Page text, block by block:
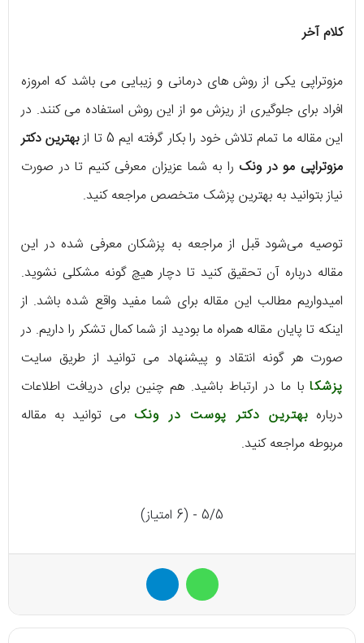
کلام آخر
مزوتراپی یکی از روش های درمانی و زیبایی می باشد که امروزه
افراد برای جلوگیری از ریزش مو از این روش استفاده می کنند. در
این مقاله ما تمام تلاش خود را بکار گرفته ایم 5 تا از
بهترین دکتر
مزوتراپی مو در ونک را به شما عزیزان معرفی کنیم تا در صورت
نیاز بتوانید به بهترین پزشک متخصص مراجعه کنید.
توصیه می‌شود قبل از مراجعه به پزشکان معرفی شده در این
مقاله درباره آن تحقیق کنید تا دچار هیچ گونه مشکلی نشوید.
امیدواریم مطالب این مقاله برای شما مفید واقع شده باشد. از
اینکه تا پایان مقاله همراه ما بودید از شما کمال تشکر را داریم. در
صورت هر گونه انتقاد و پیشنهاد می توانید از طریق سایت
پزشکابا ما در ارتباط باشید. هم چنین برای دریافت اطلاعات
دربارهبهترین دکتر پوست در ونکمی توانید به مقاله
مربوطه مراجعه کنید.
5/5 - (6 امتیاز)
واتس آپ